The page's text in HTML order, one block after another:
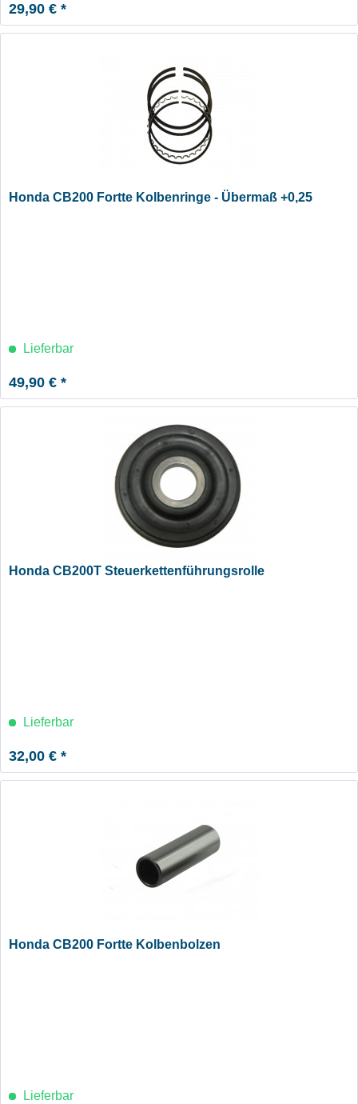
29,90 € *
Honda CB200 Fortte Kolbenringe - Übermaß +0,25
Lieferbar
49,90 € *
Honda CB200T Steuerkettenführungsrolle
Lieferbar
32,00 € *
Honda CB200 Fortte Kolbenbolzen
Lieferbar